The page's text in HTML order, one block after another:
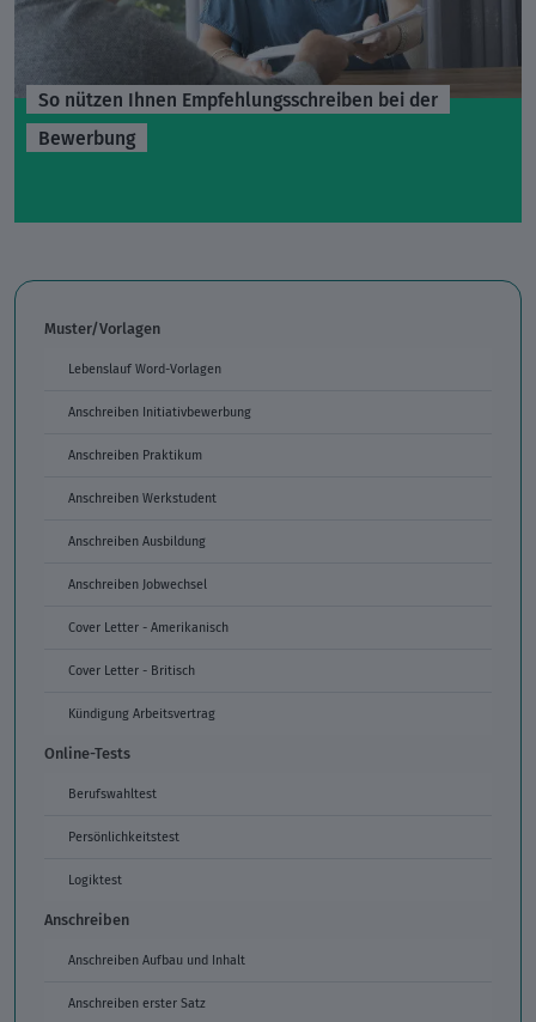
So nützen Ihnen Empfehlungsschreiben bei der
Bewerbung
Muster/Vorlagen
Lebenslauf Word-Vorlagen
Anschreiben Initiativbewerbung
Anschreiben Praktikum
Anschreiben Werkstudent
Anschreiben Ausbildung
Anschreiben Jobwechsel
Cover Letter - Amerikanisch
Cover Letter - Britisch
Kündigung Arbeitsvertrag
Online-Tests
Berufswahltest
Persönlichkeitstest
Logiktest
Anschreiben
Anschreiben Aufbau und Inhalt
Anschreiben erster Satz